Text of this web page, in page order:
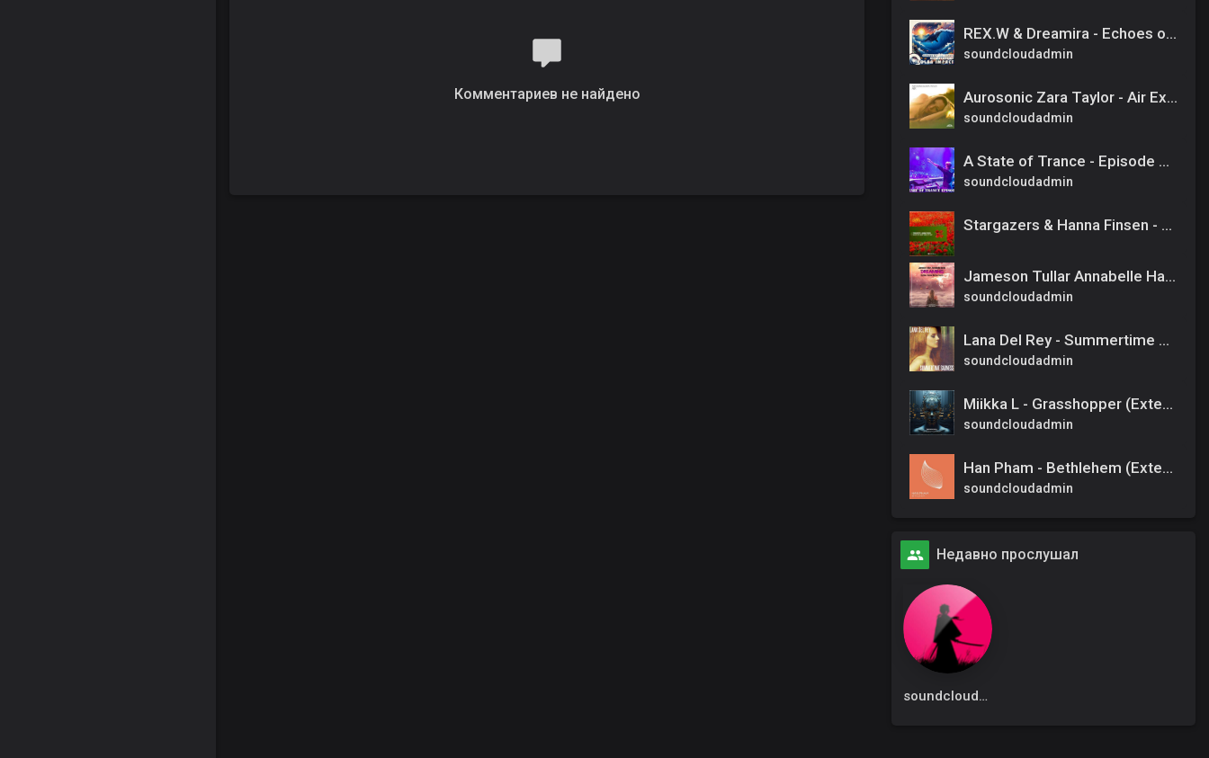
Комментариев не найдено
REX.W & Dreamira - Echoes of the Ocean (Extended Dub Mix)
soundcloudadmin
Aurosonic Zara Taylor - Air Extended Aurosonic Music
soundcloudadmin
A State of Trance - Episode 408 #ASOT408
soundcloudadmin
Stargazers & Hanna Finsen - Where My Heart Finds Its Way [Amsterdam Trance] Extended
Jameson Tullar Annabelle Hayes - Dreaming (NyTiGen Ruslan Borisov Remix)
soundcloudadmin
Lana Del Rey - Summertime Sadness (Will Room Remix)
soundcloudadmin
Miikka L - Grasshopper (Extended Mix)
soundcloudadmin
Han Pham - Bethlehem (Extended Mix)
soundcloudadmin
Недавно прослушал
soundcloudadmin